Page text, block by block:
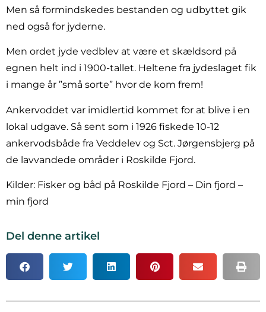
Men så formindskedes bestanden og udbyttet gik
ned også for jyderne.
Men ordet jyde vedblev at være et skældsord på
egnen helt ind i 1900-tallet. Heltene fra jydeslaget fik
i mange år ”små sorte” hvor de kom frem!
Ankervoddet var imidlertid kommet for at blive i en
lokal udgave. Så sent som i 1926 fiskede 10-12
ankervodsbåde fra Veddelev og Sct. Jørgensbjerg på
de lavvandede områder i Roskilde Fjord.
Kilder: Fisker og båd på Roskilde Fjord – Din fjord –
min fjord
Del denne artikel